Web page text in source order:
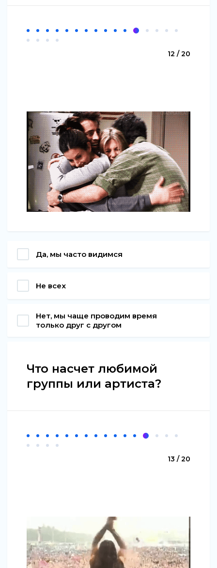
12 / 20
Да, мы часто видимся
Не всех
Нет, мы чаще проводим время
только друг с другом
Что насчет любимой
группы или артиста?
13 / 20